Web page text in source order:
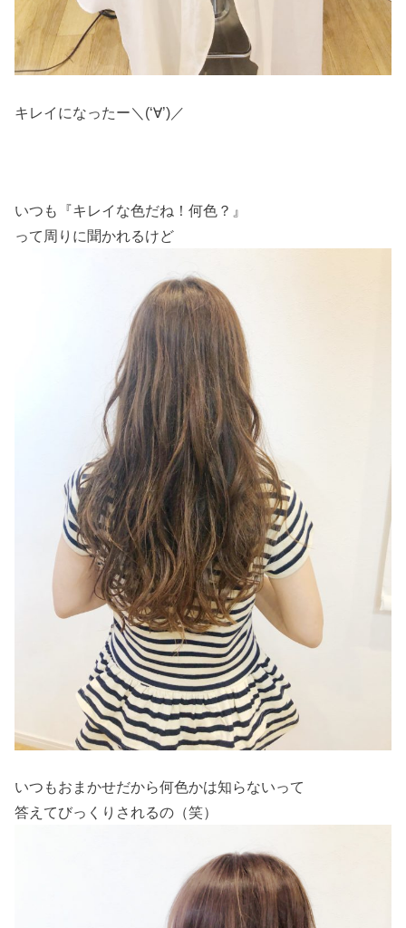
キレイになったー＼(‘∀’)／
いつも『キレイな色だね！何色？』
って周りに聞かれるけど
いつもおまかせだから何色かは知らないって
答えてびっくりされるの（笑）